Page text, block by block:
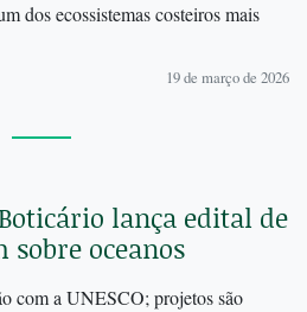
dos ecossistemas costeiros mais
19 de março de 2026
lança edital de
oceanos
com a UNESCO; projetos são